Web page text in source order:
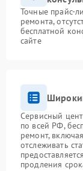
Точные прайс-
ремонта,
бесплатной
сайте
Сервисный
по всей РФ,
ремонт,
отслеживать
продления